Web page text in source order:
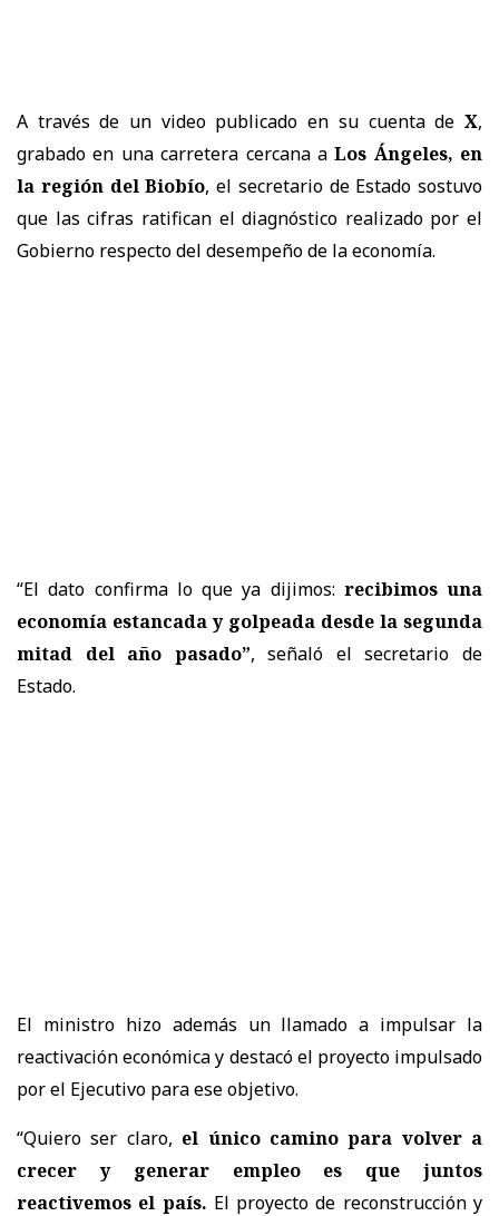
A través de un video publicado en su cuenta de X,
grabado en una carretera cercana aLos Ángeles, en
la región del Biobío, el secretario de Estado sostuvo
que las cifras ratifican el diagnóstico realizado por el
Gobierno respecto del desempeño de la economía.
“El dato confirma lo que ya dijimos: recibimos una
economía estancada y golpeada desde la segunda
mitad del año pasado”, señaló el secretario de
Estado.
El ministro hizo además un llamado a impulsar la
reactivación económica y destacó el proyecto impulsado
por el Ejecutivo para ese objetivo.
“Quiero ser claro, el único camino para volver a
crecer y generar empleo es que juntos
reactivemos el país. El proyecto de reconstrucción y